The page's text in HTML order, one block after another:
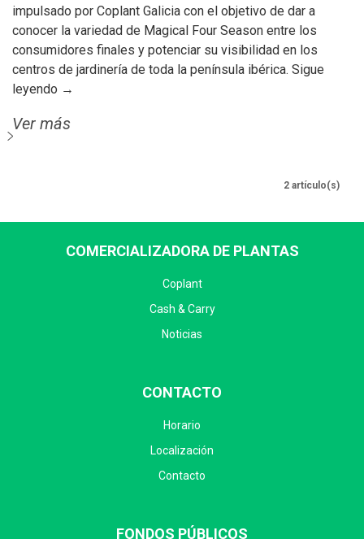
impulsado por Coplant Galicia con el objetivo de dar a
conocer la variedad de Magical Four Season entre los
consumidores finales y potenciar su visibilidad en los
centros de jardinería de toda la península ibérica. Sigue
leyendo →
Ver más
2 artículo(s)
COMERCIALIZADORA DE PLANTAS
Coplant
Cash & Carry
Noticias
CONTACTO
Horario
Localización
Contacto
FONDOS PÚBLICOS